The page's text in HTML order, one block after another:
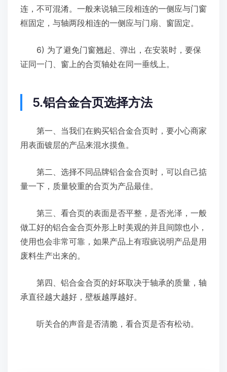
连，不可混淆。一般来说轴三段相连的一侧应与门窗
框固定，与轴两段相连的一侧应与门扇、窗固定。
6) 为了避免门窗翘起、弹出，在安装时，要保
证同一门、窗上的合页轴处在同一垂线上。
5.铝合金合页选择方法
第一、当我们在购买铝合金合页时，要小心商家
用表面镀层的产品来混水摸鱼。
第二、选择不同品牌铝合金合页时，可以自己掂
量一下，质量较重的合页为产品最佳。
第三、看合页的表面是否平整，是否光泽，一般
做工好的铝合金合页外形上时美观的并且间隙也小，
使用也会非常可靠，如果产品上有瑕疵说明产品是用
废料生产出来的。
第四、铝合金合页的好坏取决于轴承的质量，轴
承直径越大越好，壁板越厚越好。
听关合的声音是否清脆，看合页是否有松动。